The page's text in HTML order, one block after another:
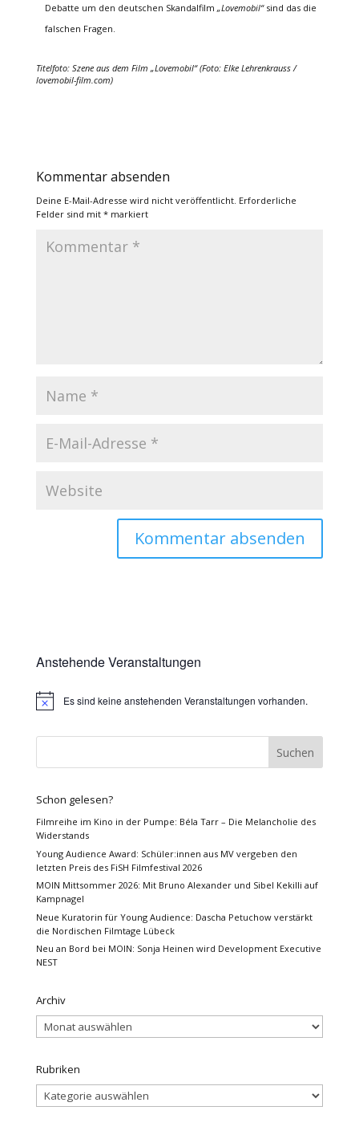
Debatte um den deutschen Skandalfilm „Lovemobil“sind das die
falschen Fragen.
Titelfoto: Szene aus dem Film „Lovemobil“ (Foto: Elke Lehrenkrauss /
lovemobil-film.com)
Kommentar absenden
Deine E-Mail-Adresse wird nicht veröffentlicht. Erforderliche
Felder sind mit *markiert
Anstehende Veranstaltungen
HinweisEs sind keine anstehenden Veranstaltungen vorhanden.
Schon gelesen?
Filmreihe im Kino in der Pumpe: Béla Tarr – Die Melancholie des
Widerstands
Young Audience Award: Schüler:innen aus MV vergeben den
letzten Preis des FiSH Filmfestival 2026
MOIN Mittsommer 2026: Mit Bruno Alexander und Sibel Kekilli auf
Kampnagel
Neue Kuratorin für Young Audience: Dascha Petuchow verstärkt
die Nordischen Filmtage Lübeck
Neu an Bord bei MOIN: Sonja Heinen wird Development Executive
NEST
Archiv
Archiv
Rubriken
Rubriken